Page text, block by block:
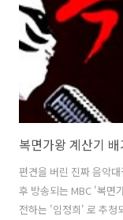
다. 병태는 밤낮으로 마
편견을 버린 진짜 음악
후 방송되는 MBC '복면
전하는 '임정희' 로 추청